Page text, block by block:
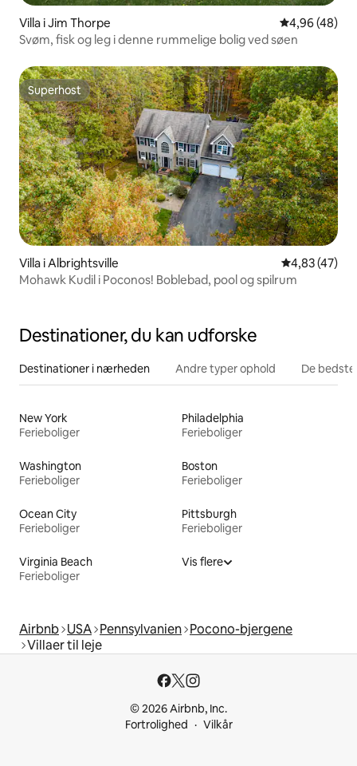
Villa i Jim Thorpe 4,96 ud af 5 i
4,96 (48)
Svøm, fisk og leg i denne rummelige bolig ved søen
Superhost
Superhost
Villa i Albrightsville 4,83 ud af 5 i
4,83 (47)
Mohawk Kudil i Poconos! Boblebad, pool og spilrum
Destinationer, du kan udforske
Destinationer i nærheden Andre typer ophold De
New York
Ferieboliger
Philadelphia
Ferieboliger
Washington
Ferieboliger
Boston
Ferieboliger
Ocean City
Ferieboliger
Pittsburgh
Ferieboliger
Virginia Beach
Ferieboliger
Vis flere
Airbnb USA Pennsylvanien Pocono-bjergene
Villaer til leje
© 2026 Airbnb, Inc.
Fortrolighed
Vilkår